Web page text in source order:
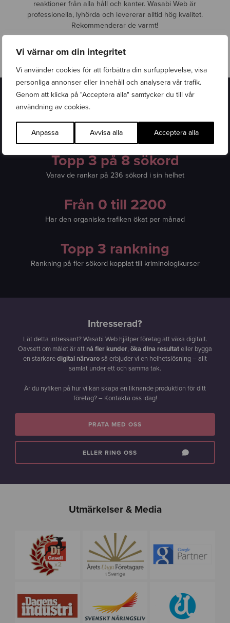
Vi värnar om din integritet
Vi använder cookies för att förbättra din surfupplevelse, visa
personliga annonser eller innehåll och analysera vår trafik.
Genom att klicka på "Acceptera alla" samtycker du till vår
användning av cookies.
Anpassa Avvisa alla Acceptera alla
reaktioner från alla håll och kanter. Wasabi Web är
professionella, lyhörda och levererar alltid hög kvalitet.
Rekommenderar de varmt!
Alexander Vasiliou
Har domain ratingen har ökat med hjälp av backlinks
Topp 3 på 8 sökord
Varav de rankar på 236 sökord i sin helhet
Från 0 till 2200
Har den organiska trafiken ökat per månad
Topp 3 rankning
Rankning på fler sökord kopplat till kriminologikurser
Intresserad?
Lät detta intressant? Wasabi Web hjälper företag att växa digitalt.
Oavsett om målet är attnå fler kunder, öka dina resultateller bygga
en starkaredigital närvaroså erbjuder vi en helhetslösning – allt
samlat under ett och samma tak.
Är du nyfiken på hur vi kan skapa en liknande produktion för ditt
företag? – Kontakta oss idag!
PRATA MED OSS
ELLER RING OSS
Utmärkelser & Media